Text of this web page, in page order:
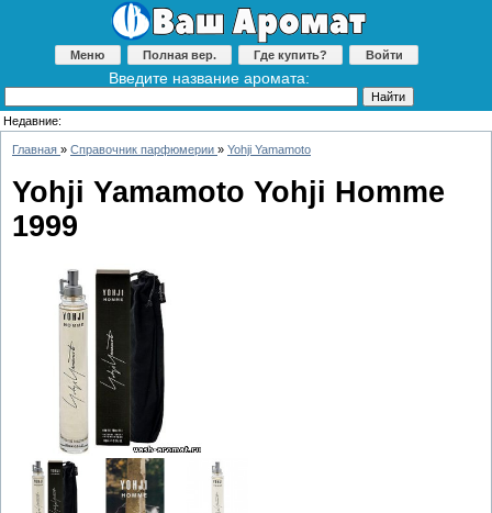
Меню Полная вер. Где купить? Войти
Введите название аромата:
Недавние:
Главная » Справочник парфюмерии » Yohji Yamamoto
Yohji Yamamoto Yohji Homme
1999